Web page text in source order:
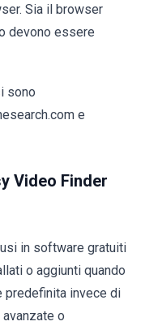
Sia il browser
devono essere
sono
e
Video Finder
in software gratuiti
o aggiunti quando
predefinita invece di
o